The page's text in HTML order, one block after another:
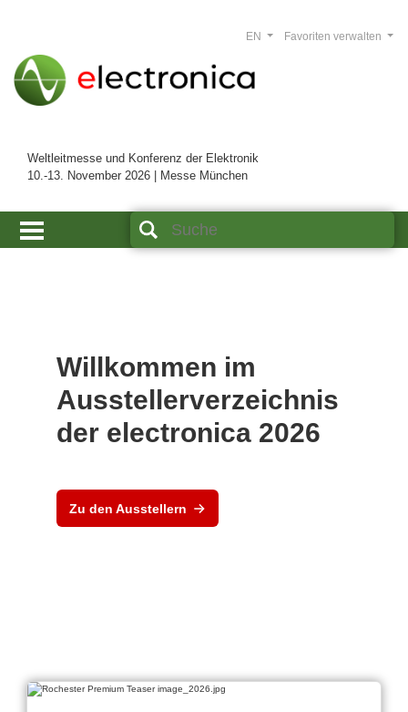
Weltleitmesse und Konferenz der Elektronik
10.-13. November 2026 | Messe München
Favoriten verwalten
EN
Willkommen im
Ausstellerverzeichnis
der electronica 2026
Zu den Ausstellern